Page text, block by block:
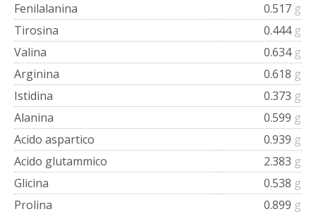
Fenilalanina
0.517 g
Tirosina
0.444 g
Valina
0.634 g
Arginina
0.618 g
Istidina
0.373 g
Alanina
0.599 g
Acido aspartico
0.939 g
Acido glutammico
2.383 g
Glicina
0.538 g
Prolina
0.899 g